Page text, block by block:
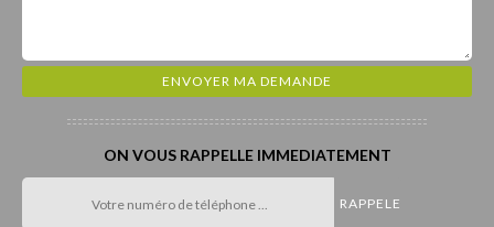
ON VOUS RAPPELLE IMMEDIATEMENT